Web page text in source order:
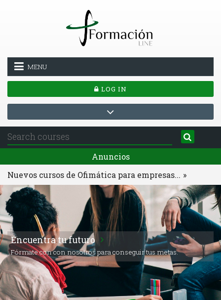
MENU
LOG IN
Anuncios
Nuevos cursos de Ofimática para empresas...
Encuentra tu futuro
Fórmate con con nosotros para conseguir tus metas.